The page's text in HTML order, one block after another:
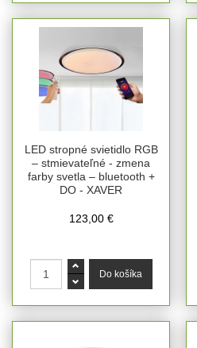
LED stropné svietidlo RGB
– stmievateľné - zmena
farby svetla – bluetooth +
DO - XAVER
123,00 €